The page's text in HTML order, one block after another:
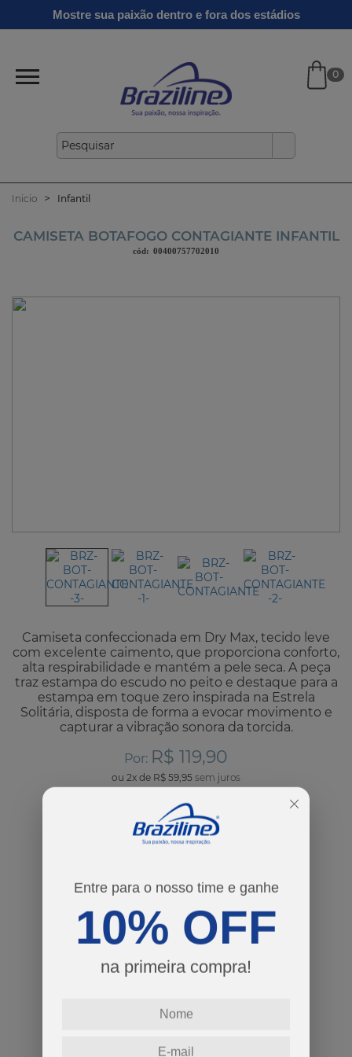
Entre para o nosso time e ganhe
10% OFF
na primeira compra!
Mostre sua paixão dentro e fora dos estádios
Clássicos
Linha
Gold
Ginga
Verão
0
Inicio Infantil
CAMISETA BOTAFOGO CONTAGIANTE INFANTIL
cód: 00400757702010
Camiseta confeccionada em Dry Max, tecido leve
com excelente caimento, que proporciona conforto,
alta respirabilidade e mantém a pele seca. A peça
traz estampa do escudo no peito e destaque para a
estampa em toque zero inspirada na Estrela
Solitária, disposta de forma a evocar movimento e
capturar a vibração sonora da torcida.
Por: R$ 119,90
ou 2x de R$ 59,95
cores
4 6 8 10 12 14
Guia de Tamanhos